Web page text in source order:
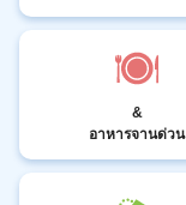
&
อาหารจานด่วน